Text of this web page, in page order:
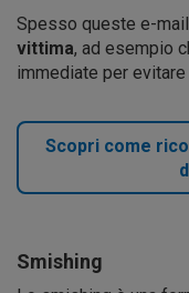
Spesso queste e-
vittima, ad esempio
immediate per
Scopri come
Smishing